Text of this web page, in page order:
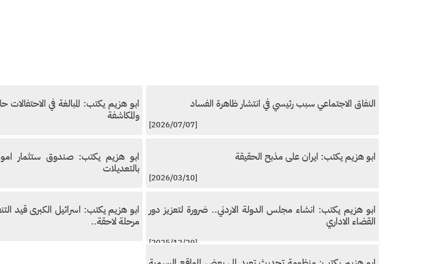
النفاق الاجتماعي سبب رئيسي في انتشار ظاهرة الفساد
[2026/07/07]
ابو هزيم يكتب: المبالغة في الاحتفالات
والمكاشفة
ابو هزيم يكتب: ايران على مذبح الحقيقة
[2026/03/10]
ابو هزيم يكتب: صندوق ستثمار
بالتعديلات
ابو هزيم يكتب: انشاء مجلس الدولة الاردني.. ضرورة لتعزيز دور
القضاء الاداري
[2025/12/29]
ابو هزيم يكتب: اسرائيل الكبرى قيد
مرحلة لاحقة..